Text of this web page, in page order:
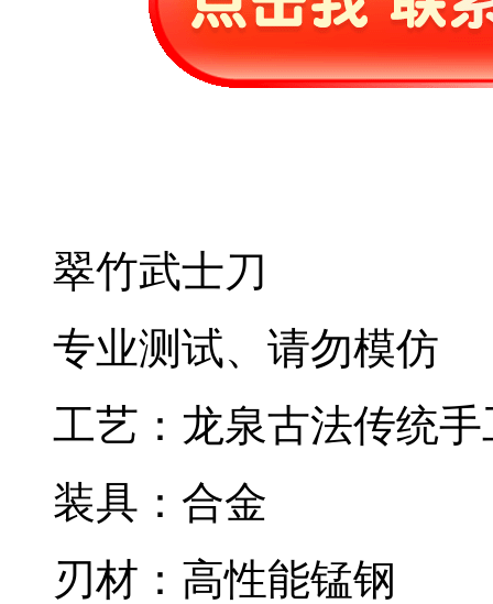
翠竹武士刀
专业测试、请勿模仿
工艺：龙泉古法传统手
装具：合金
刃材：高性能锰钢